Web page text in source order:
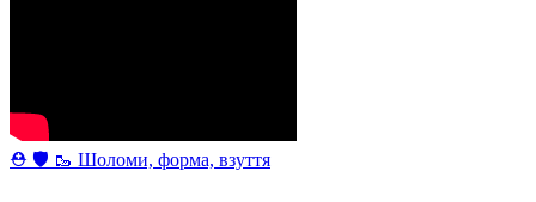
⛑ 🛡 🥾 Шоломи, форма, взуття